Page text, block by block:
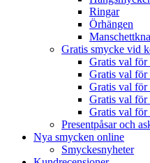
Ringar
Örhängen
Gratis smycke vid
Gratis val
Gratis val
Gratis val
Gratis val
Gratis val
Presentpåsar och
Nya smycken online
Smyckesnyheter